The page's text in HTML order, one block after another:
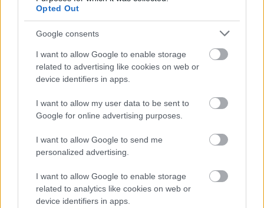
Opted Out
Google consents
I want to allow Google to enable storage
related to advertising like cookies on web or
device identifiers in apps.
I want to allow my user data to be sent to
Google for online advertising purposes.
I want to allow Google to send me
personalized advertising.
I want to allow Google to enable storage
related to analytics like cookies on web or
device identifiers in apps.
A férj csak egy
aztán…
asban? Az esti…
elhagyott engem és
az öt…
miatt robbant ki a
családi vita